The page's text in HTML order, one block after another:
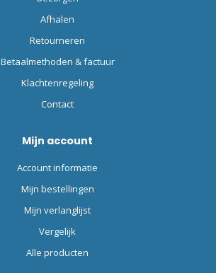
Afhalen
Retourneren
Betaalmethoden & factuur
Klachtenregeling
Contact
Mijn account
Account informatie
Mijn bestellingen
Mijn verlanglijst
Vergelijk
Alle producten